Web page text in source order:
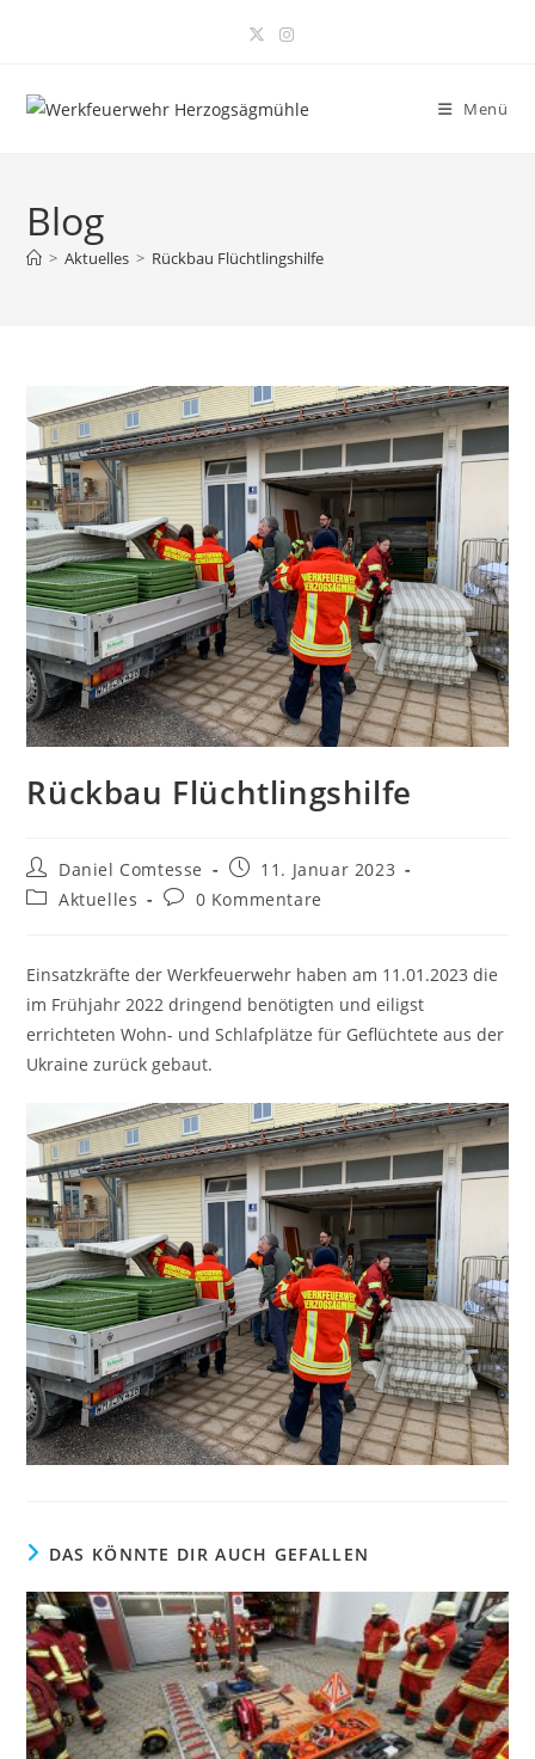
Menü
Blog
> Aktuelles > Rückbau Flüchtlingshilfe
Rückbau Flüchtlingshilfe
Beitrags-
Autor:
Daniel Comtesse
Beitrag
veröffentlicht:
11. Januar 2023
Beitrags-
Aktuelles
Beitrags-
0 Kommentare
Einsatzkräfte der Werkfeuerwehr haben am 11.01.2023 die
im Frühjahr 2022 dringend benötigten und eiligst
errichteten Wohn- und Schlafplätze für Geflüchtete aus der
Ukraine zurück gebaut.
DAS KÖNNTE DIR AUCH GEFALLEN